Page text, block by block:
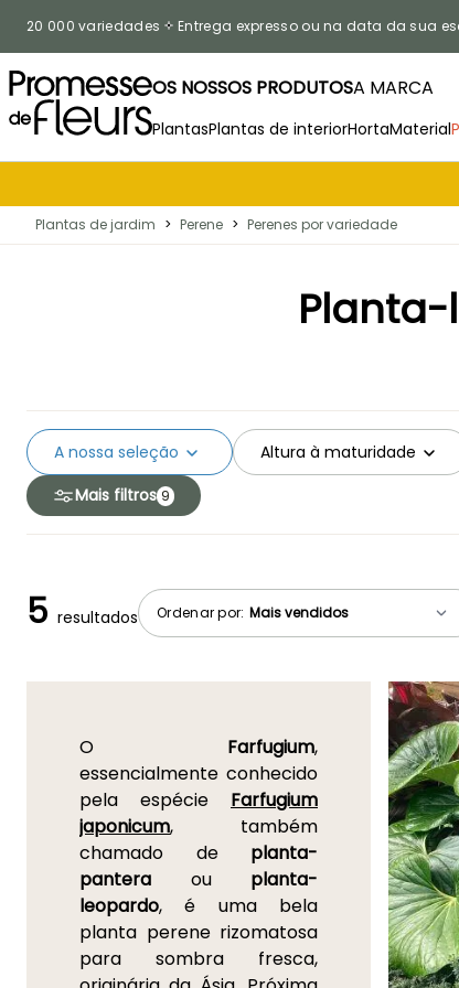
20 000 variedades Entrega expresso ou na data da sua
OS NOSSOS PRODUTOSA MARCA
PlantasPlantas de interiorHortaMaterial
Plantas de jardim > Perene > Perenes por variedade
Altura à maturidade
A nossa seleção
Mais filtros 9
Ordenar por:
5 resultados
O Farfugium,
essencialmente conhecido
pela espécie Farfugium
japonicum, também
chamado de planta-
pantera ou planta-
leopardo, é uma bela
planta perene rizomatosa
para sombra fresca,